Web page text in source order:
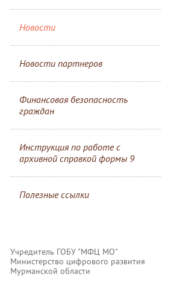
Новости
Новости партнеров
Финансовая безопасность
граждан
Инструкция по работе с
архивной справкой формы 9
Полезные ссылки
Учредитель ГОБУ "МФЦ МО"
Министерство цифрового развития
Мурманской области